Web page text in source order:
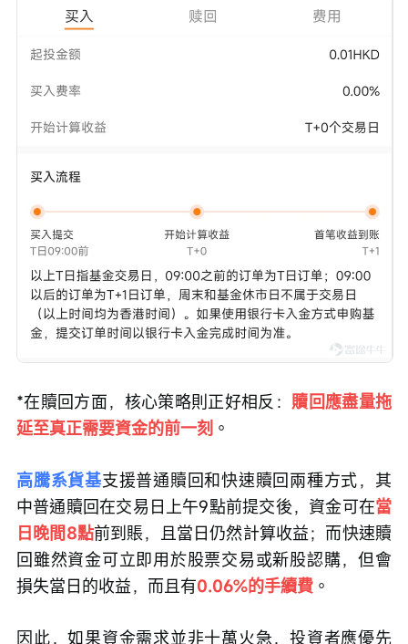
*在贖回方面，核心策略則正好相反： 贖回應盡量拖
延至真正需要資金的前一刻 。
高騰系貨基支援普通贖回和快速贖回兩種方式，其
中普通贖回在交易日上午9點前提交後，資金可在當
日晚間8點前到賬，且當日仍然計算收益；而快速贖
回雖然資金可立即用於股票交易或新股認購，但會
損失當日的收益，而且有0.06%的手續費 。
因此，如果資金需求並非十萬火急，投資者應優先